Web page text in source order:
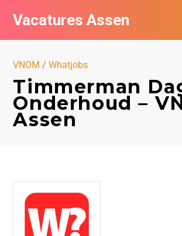
Vacatures Assen
VNOM /Whatjobs
Timmerman
Onderhoud –
Assen
Vacatures per bedrijf
De populairste vacatures in Assen
Nieuwsbrief feed